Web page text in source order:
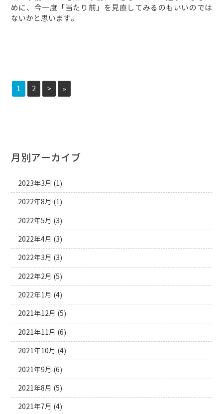
めに、今一度「当たり前」を見直してみるのもいいのでは
ないかと思います。
1 2 > »
月別アーカイブ
2023年3月 (1)
2022年8月 (1)
2022年5月 (3)
2022年4月 (3)
2022年3月 (3)
2022年2月 (5)
2022年1月 (4)
2021年12月 (5)
2021年11月 (6)
2021年10月 (4)
2021年9月 (6)
2021年8月 (5)
2021年7月 (4)